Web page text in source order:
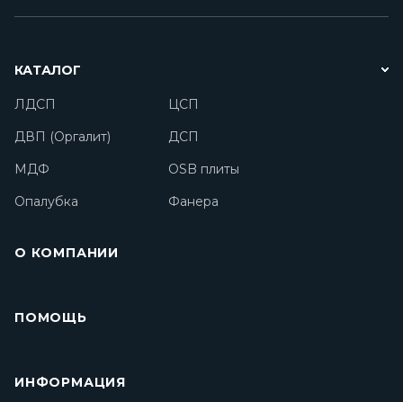
КАТАЛОГ
ЛДСП
ЦСП
ДВП (Оргалит)
ДСП
МДФ
OSB плиты
Опалубка
Фанера
О КОМПАНИИ
ПОМОЩЬ
ИНФОРМАЦИЯ